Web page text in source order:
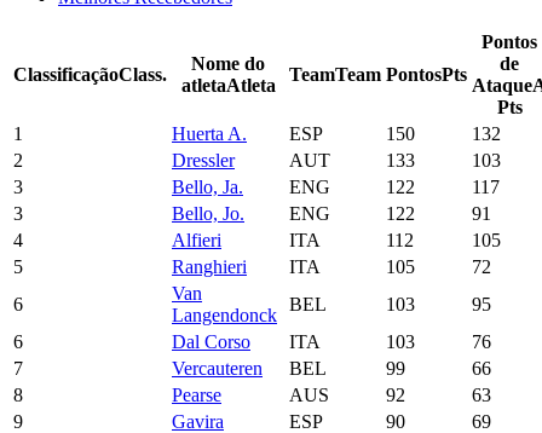
ClassificaçãoClass.
Nome do
atletaAtleta
TeamTeam PontosPts
Pontos
de
Ataque
Pts
1
Huerta A. ESP 150
132
2
Dressler AUT 133
103
3
Bello, Ja. ENG 122
117
3
Bello, Jo. ENG 122
91
4
Alfieri ITA 112
105
5
Ranghieri ITA 105
72
6
Van
Langendonck
BEL 103
95
6
Dal Corso ITA 103
76
7
Vercauteren BEL 99
66
8
Pearse AUS 92
63
9
Gavira ESP 90
69